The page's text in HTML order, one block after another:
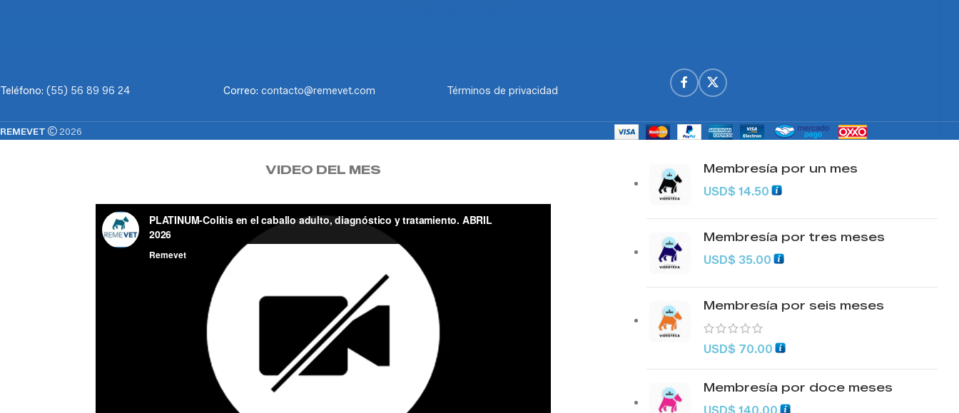
Teléfono: (55) 56 89 96 24 Correo: contacto@remevet.com Términos de privacidad
REMEVET 2026
VIDEO DEL MES
Membresía por un mes
USD$ 14.50
Membresía por tres meses
USD$ 35.00
Membresía por seis meses
USD$ 70.00
Membresía por doce meses